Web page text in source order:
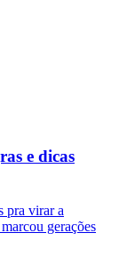
e dicas
pra virar a
gerações